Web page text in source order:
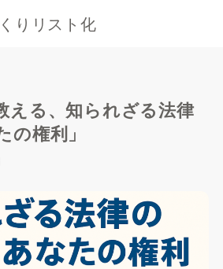
りリスト化
える、知られざる法律
の権利」